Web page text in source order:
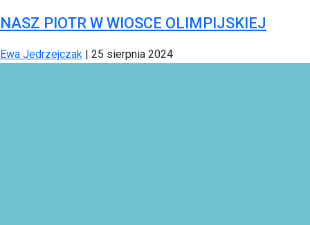
NASZ PIOTR W WIOSCE OLIMPIJSKIEJ
Ewa Jedrzejczak | 25 sierpnia 2024